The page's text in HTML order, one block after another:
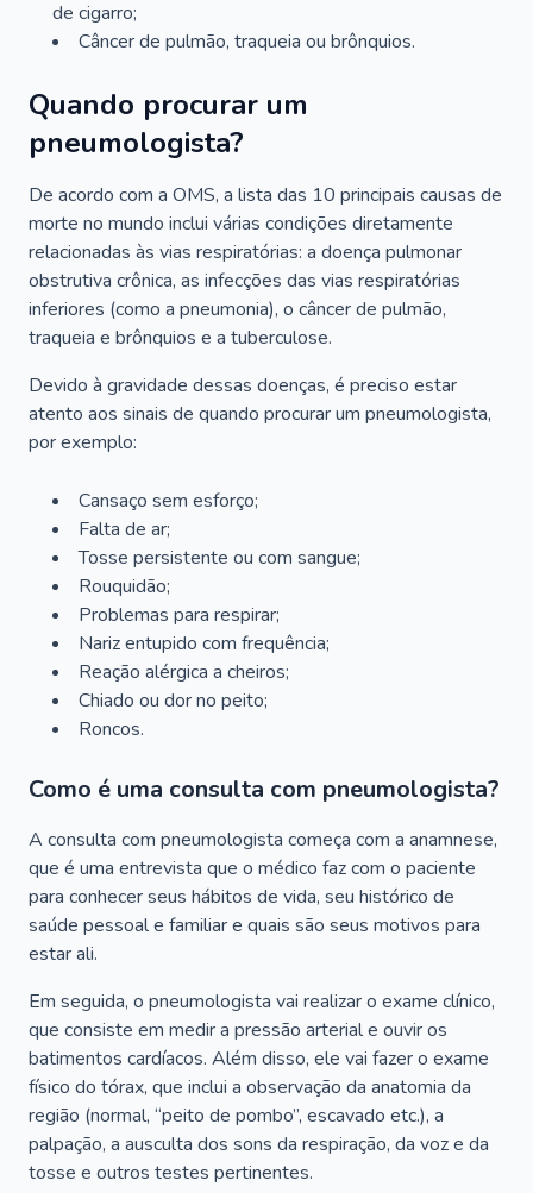
de cigarro;
Câncer de pulmão, traqueia ou brônquios.
Quando procurar um
pneumologista?
De acordo com a OMS, a lista das 10 principais causas de
morte no mundo inclui várias condições diretamente
relacionadas às vias respiratórias: a doença pulmonar
obstrutiva crônica, as infecções das vias respiratórias
inferiores (como a pneumonia), o câncer de pulmão,
traqueia e brônquios e a tuberculose.
Devido à gravidade dessas doenças, é preciso estar
atento aos sinais de quando procurar um pneumologista,
por exemplo:
Cansaço sem esforço;
Falta de ar;
Tosse persistente ou com sangue;
Rouquidão;
Problemas para respirar;
Nariz entupido com frequência;
Reação alérgica a cheiros;
Chiado ou dor no peito;
Roncos.
Como é uma consulta com pneumologista?
A consulta com pneumologista começa com a anamnese,
que é uma entrevista que o médico faz com o paciente
para conhecer seus hábitos de vida, seu histórico de
saúde pessoal e familiar e quais são seus motivos para
estar ali.
Em seguida, o pneumologista vai realizar o exame clínico,
que consiste em medir a pressão arterial e ouvir os
batimentos cardíacos. Além disso, ele vai fazer o exame
físico do tórax, que inclui a observação da anatomia da
região (normal, “peito de pombo”, escavado etc.), a
palpação, a ausculta dos sons da respiração, da voz e da
tosse e outros testes pertinentes.